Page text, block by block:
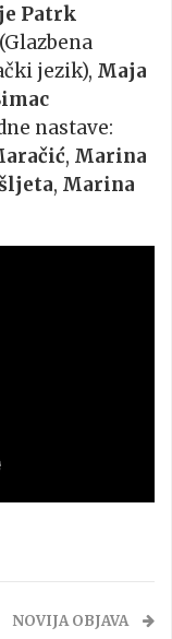
Patrk
(Glazbena
jezik), Maja
nastave:
, Marina
, Marina
NOVIJA OBJAVA